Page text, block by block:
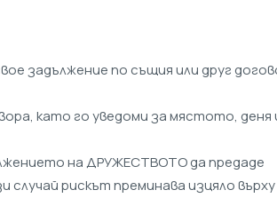
задължение по същия или друг
като го уведоми за мястото, деня
на ДРУЖЕСТВОТО да предаде
рискът преминава изцяло върху